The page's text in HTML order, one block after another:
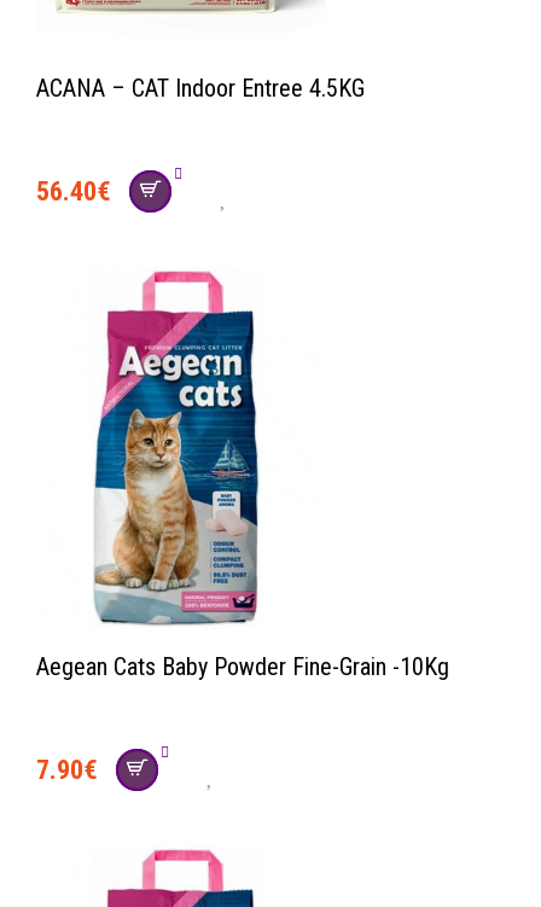
ACANA – CAT Indoor Entree 4.5KG
56.40€
Aegean Cats Baby Powder Fine-Grain -10Kg
7.90€